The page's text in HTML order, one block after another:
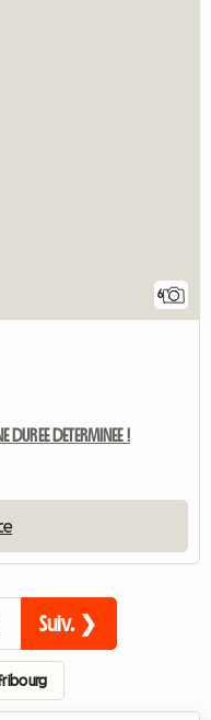
6
DETERMINEE !
Suiv. ❯
Fribourg